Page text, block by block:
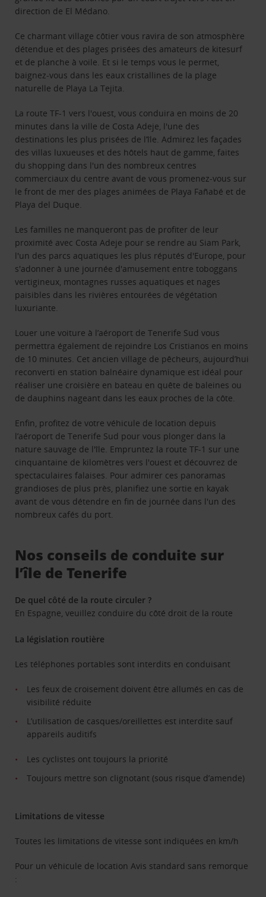
direction de El Médano.
Ce charmant village côtier vous ravira de son atmosphère
détendue et des plages prisées des amateurs de kitesurf
et de planche à voile. Et si le temps vous le permet,
baignez-vous dans les eaux cristallines de la plage
naturelle de Playa La Tejita.
La route TF-1 vers l'ouest, vous conduira en moins de 20
minutes dans la ville de Costa Adeje, l'une des
destinations les plus prisées de l’île. Admirez les façades
des villas luxueuses et des hôtels haut de gamme, faites
du shopping dans l'un des nombreux centres
commerciaux du centre avant de vous promenez-vous sur
le front de mer des plages animées de Playa Fañabé et de
Playa del Duque.
Les familles ne manqueront pas de profiter de leur
proximité avec Costa Adeje pour se rendre au Siam Park,
l'un des parcs aquatiques les plus réputés d'Europe, pour
s'adonner à une journée d'amusement entre toboggans
vertigineux, montagnes russes aquatiques et nages
paisibles dans les rivières entourées de végétation
luxuriante.
Louer une voiture à l’aéroport de Tenerife Sud vous
permettra également de rejoindre Los Cristianos en moins
de 10 minutes. Cet ancien village de pêcheurs, aujourd’hui
reconverti en station balnéaire dynamique est idéal pour
réaliser une croisière en bateau en quête de baleines ou
de dauphins nageant dans les eaux proches de la côte.
Enfin, profitez de votre véhicule de location depuis
l’aéroport de Tenerife Sud pour vous plonger dans la
nature sauvage de l'île. Empruntez la route TF-1 sur une
cinquantaine de kilomètres vers l'ouest et découvrez de
spectaculaires falaises. Pour admirer ces panoramas
grandioses de plus près, planifiez une sortie en kayak
avant de vous détendre en fin de journée dans l'un des
nombreux cafés du port.
Nos conseils de conduite sur
l’île de Tenerife
De quel côté de la route circuler ?
En Espagne, veuillez conduire du côté droit de la route
La législation routière
Les téléphones portables sont interdits en conduisant
Les feux de croisement doivent être allumés en cas de
visibilité réduite
L’utilisation de casques/oreillettes est interdite sauf
appareils auditifs
Les cyclistes ont toujours la priorité
Toujours mettre son clignotant (sous risque d’amende)
Limitations de vitesse
Toutes les limitations de vitesse sont indiquées en km/h
Pour un véhicule de location Avis standard sans remorque
: